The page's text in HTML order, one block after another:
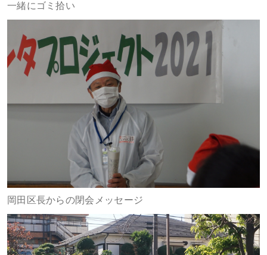
一緒にゴミ拾い
岡田区長からの閉会メッセージ